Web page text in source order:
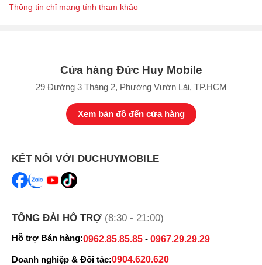
Thông tin chỉ mang tính tham khảo
Cửa hàng Đức Huy Mobile
29 Đường 3 Tháng 2, Phường Vườn Lài, TP.HCM
Xem bản đồ đến cửa hàng
KẾT NỐI VỚI DUCHUYMOBILE
TỔNG ĐÀI HỖ TRỢ (8:30 - 21:00)
Hỗ trợ Bán hàng:0962.85.85.85 - 0967.29.29.29
Doanh nghiệp & Đối tác:0904.620.620